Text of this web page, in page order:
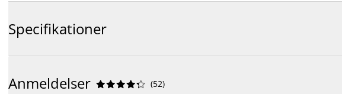
Specifikationer
Anmeldelser 




 (52)